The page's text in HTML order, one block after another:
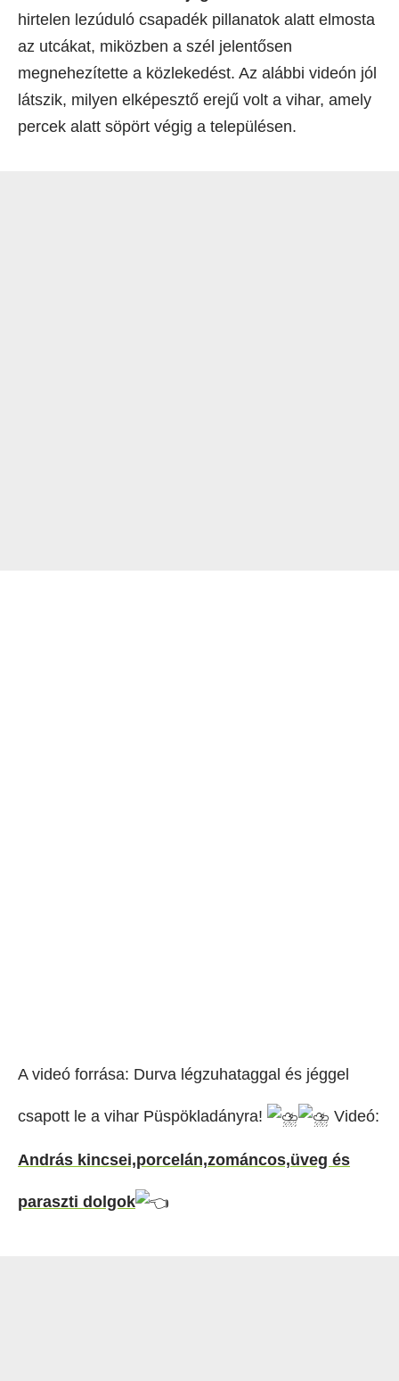
hirtelen lezúduló csapadék pillanatok alatt elmosta
az utcákat, miközben a szél jelentősen
megnehezítette a közlekedést. Az alábbi videón jól
látszik, milyen elképesztő erejű volt a vihar, amely
percek alatt söpört végig a településen.
A videó forrása: Durva légzuhataggal és jéggel
csapott le a vihar Püspökladányra! Videó:
András kincsei,porcelán,zománcos,üveg és
paraszti dolgok